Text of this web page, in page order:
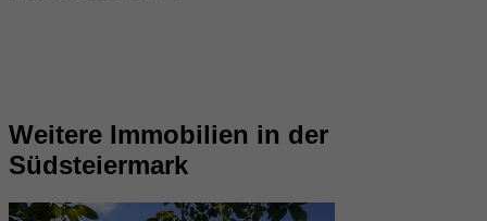
Weitere Immobilien in der
Südsteiermark